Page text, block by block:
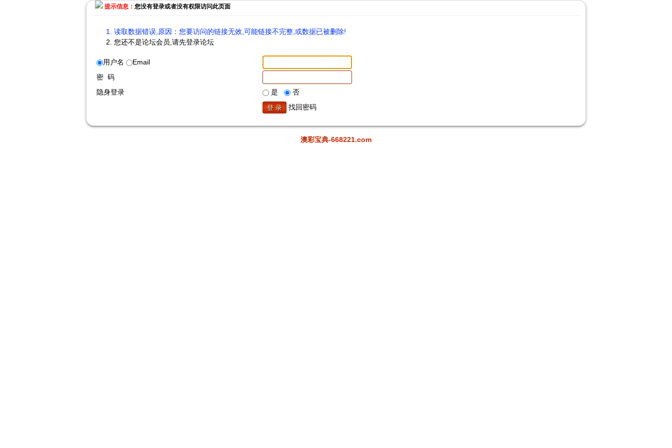
提示信息： 您没有登录或者没有权限访问此页面
读取数据错误,原因：您要访问的链接无效,可能链接不完整,或数据已被删除!
您还不是论坛会员,请先登录论坛
用户名
Email
密 码
隐身登录
是
否
找回密码
澳彩宝典-668221.com